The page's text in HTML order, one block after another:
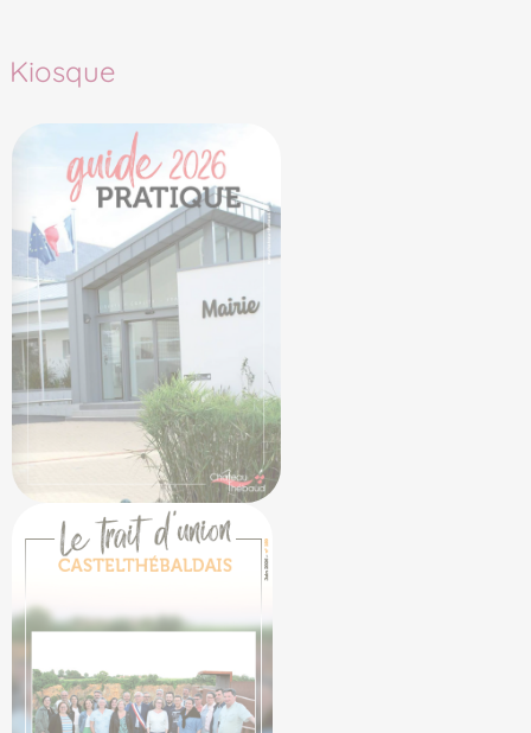
Kiosque